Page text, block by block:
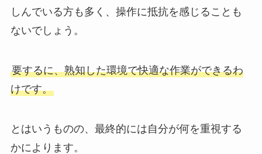
しんでいる方も多く、操作に抵抗を感じることも
ないでしょう。
要するに、熟知した環境で快適な作業ができるわ
けです。
とはいうものの、最終的には自分が何を重視する
かによります。